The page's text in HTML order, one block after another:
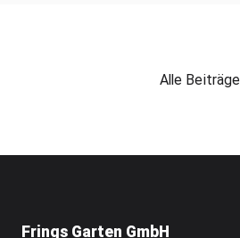
Alle Beiträge
Frings Garten GmbH